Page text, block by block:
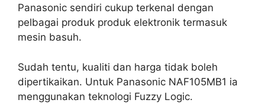
Panasonic sendiri cukup terkenal dengan
pelbagai produk produk elektronik termasuk
mesin basuh.
Sudah tentu, kualiti dan harga tidak boleh
dipertikaikan. Untuk Panasonic NAF105MB1 ia
menggunakan teknologi Fuzzy Logic.